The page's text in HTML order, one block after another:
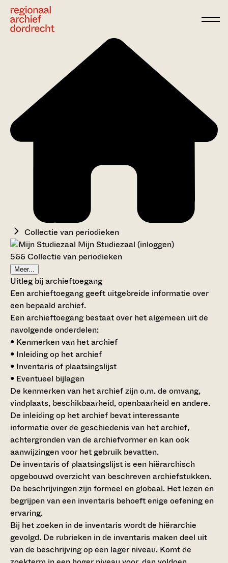
Collectie van periodieken
Mijn Studiezaal (inloggen)
566 Collectie van periodieken
Meer...
Uitleg bij archieftoegang
Een archieftoegang geeft uitgebreide informatie over
een bepaald archief.
Een archieftoegang bestaat over het algemeen uit de
navolgende onderdelen:
• Kenmerken van het archief
• Inleiding op het archief
• Inventaris of plaatsingslijst
• Eventueel bijlagen
De kenmerken van het archief zijn o.m. de omvang,
vindplaats, beschikbaarheid, openbaarheid en andere.
De inleiding op het archief bevat interessante
informatie over de geschiedenis van het archief,
achtergronden van de archiefvormer en kan ook
aanwijzingen voor het gebruik bevatten.
De inventaris of plaatsingslijst is een hiërarchisch
opgebouwd overzicht van beschreven archiefstukken.
De beschrijvingen zijn formeel en globaal. Het lezen en
begrijpen van een inventaris behoeft enige oefening en
ervaring.
Bij het zoeken in de inventaris wordt de hiërarchie
gevolgd. De rubrieken in de inventaris maken deel uit
van de beschrijving op een lager niveau. Komt de